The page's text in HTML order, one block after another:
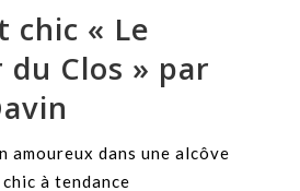
chic « Le
Clos » par
amoureux dans une alcôve
à tendance